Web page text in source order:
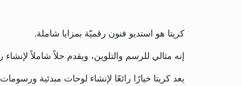
كريتا هو استديو فنون رقميّة بمزايا شاملة.
إنه مثالي للرسم والتلوين، ويقدم حلاً شاملاً
يعد كريتا خيارًا رائعًا لإنشاء لوحات مبدئية